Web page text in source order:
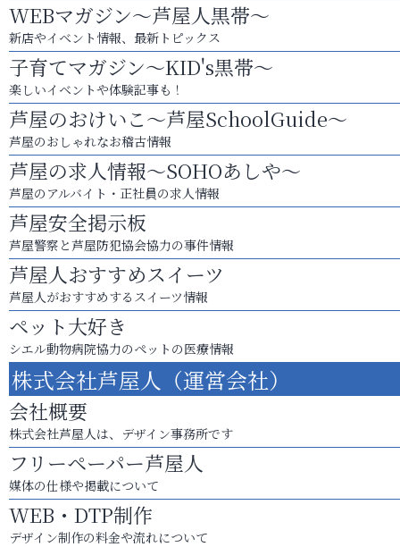
WEBマガジン～芦屋人黒帯～
新店やイベント情報、最新トピックス
子育てマガジン～KID's黒帯～
楽しいイベントや体験記事も！
芦屋のおけいこ～芦屋SchoolGuide～
芦屋のおしゃれなお稽古情報
芦屋の求人情報～SOHOあしや～
芦屋のアルバイト・正社員の求人情報
芦屋安全掲示板
芦屋警察と芦屋防犯協会協力の事件情報
芦屋人おすすめスイーツ
芦屋人がおすすめするスイーツ情報
ペット大好き
シエル動物病院協力のペットの医療情報
株式会社芦屋人（運営会社）
会社概要
株式会社芦屋人は、デザイン事務所です
フリーペーパー芦屋人
媒体の仕様や掲載について
WEB・DTP制作
デザイン制作の料金や流れについて